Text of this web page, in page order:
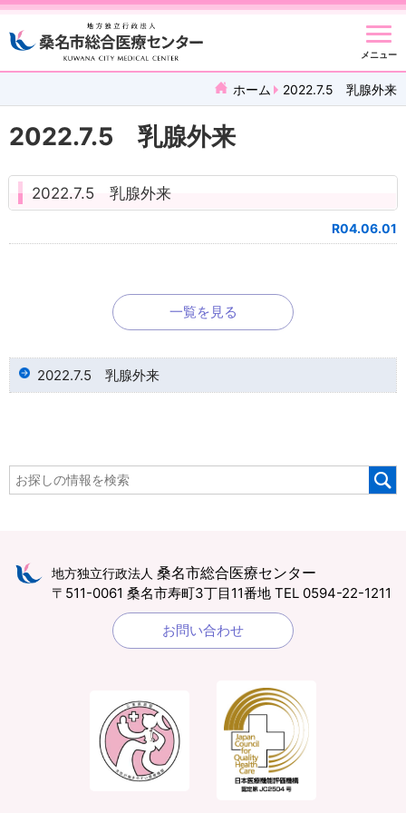
メニュー
ホーム 2022.7.5 乳腺外来
2022.7.5 乳腺外来
2022.7.5 乳腺外来
R04.06.01
一覧を見る
2022.7.5 乳腺外来
地方独立行政法人 桑名市総合医療センター
〒511-0061 桑名市寿町3丁目11番地 TEL 0594-22-1211
お問い合わせ